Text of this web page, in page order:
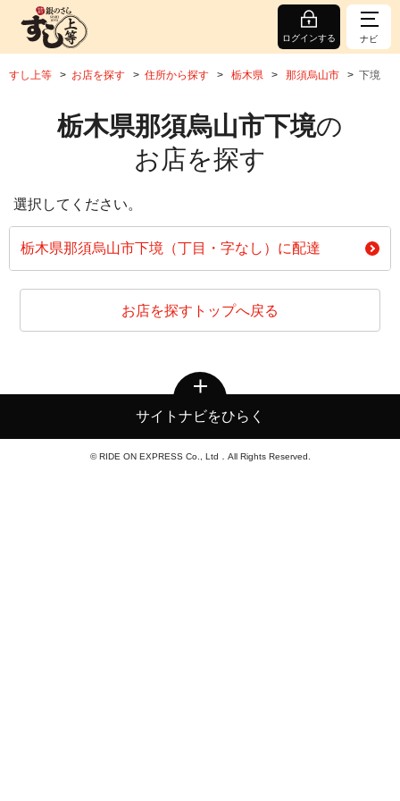
ログインする ナビ
すし上等 お店を探す 住所から探す 栃木県 那須烏山市 下境
栃木県那須烏山市下境の
お店を探す
選択してください。
栃木県那須烏山市下境（丁目・字なし）に配達
お店を探すトップへ戻る
サイトナビをひらく
© RIDE ON EXPRESS Co., Ltd．All Rights Reserved.